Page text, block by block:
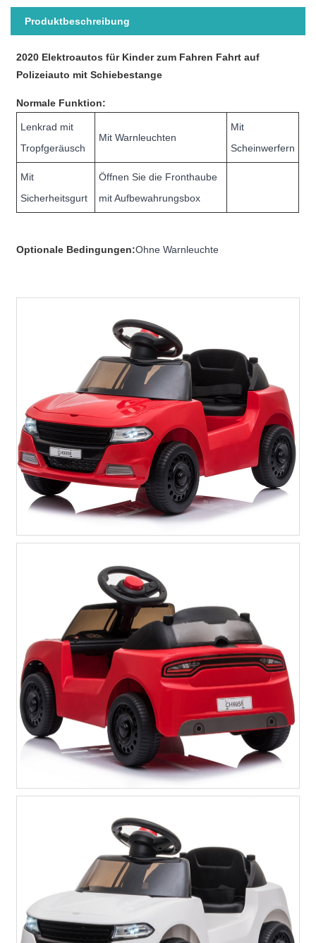
Produktbeschreibung
2020 Elektroautos für Kinder zum Fahren Fahrt auf
Polizeiauto mit Schiebestange
Normale Funktion:
Lenkrad mit
Tropfgeräusch
Mit Warnleuchten
Mit
Scheinwerfern
Mit
Sicherheitsgurt
Öffnen Sie die Fronthaube
mit Aufbewahrungsbox
Optionale Bedingungen:Ohne Warnleuchte